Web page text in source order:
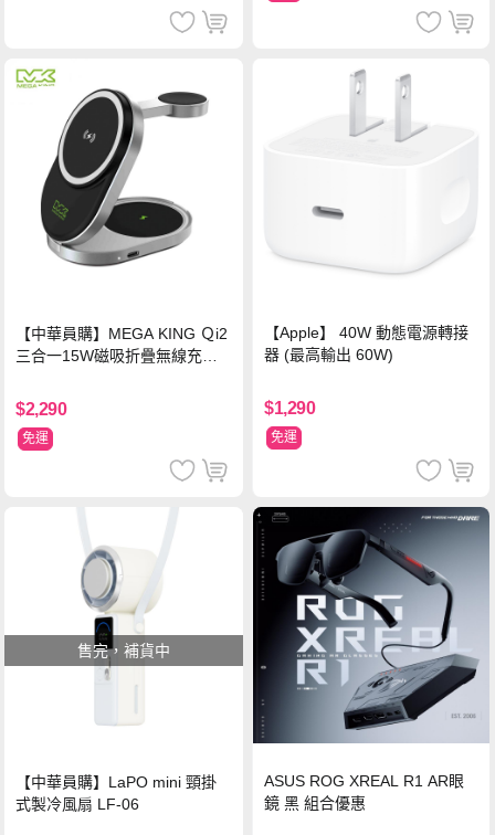
【中華員購】MEGA KING Ｑi2
三合一15W磁吸折疊無線充電
$2,290
免運
【Apple】 40W 動態電源轉接
器 (最高輸出 60W)
$1,290
免運
售完，補貨中
【中華員購】LaPO mini 頸掛
式製冷風扇 LF-06
ASUS ROG XREAL R1 AR眼
鏡 黑 組合優惠